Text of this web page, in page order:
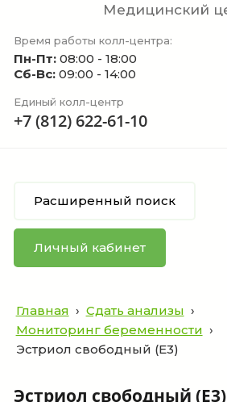
Медицинский
Время работы колл-центра:
Пн-Пт:08:00 - 18:00
Сб-Вс: 09:00 - 14:00
Единый колл-центр
+7 (812) 622-61-10
Расширенный поиск
Личный кабинет
Главная › Сдать анализы ›
Мониторинг беременности ›
Эстриол свободный (Е3)
Эстриол свободный (Е3)